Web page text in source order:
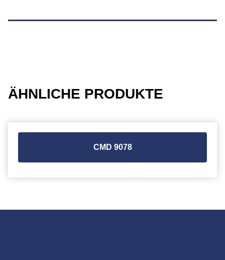
ÄHNLICHE PRODUKTE
CMD 9078